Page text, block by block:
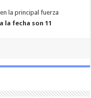
la principal fuerza
la fecha son 11